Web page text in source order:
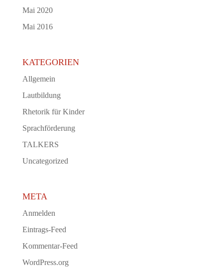
Mai 2020
Mai 2016
KATEGORIEN
Allgemein
Lautbildung
Rhetorik für Kinder
Sprachförderung
TALKERS
Uncategorized
META
Anmelden
Eintrags-Feed
Kommentar-Feed
WordPress.org